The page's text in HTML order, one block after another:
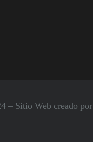
– Sitio Web creado por